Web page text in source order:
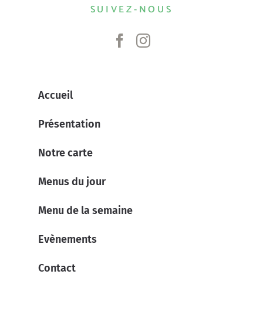
SUIVEZ-NOUS
Accueil
Présentation
Notre carte
Menus du jour
Menu de la semaine
Evènements
Contact